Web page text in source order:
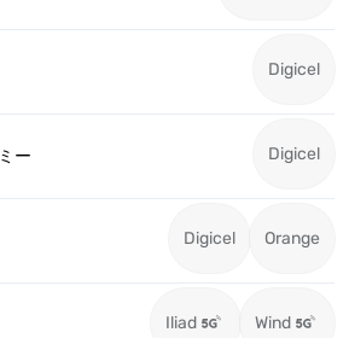
Digicel
ー Digicel
Digicel Orange
Iliad Wind